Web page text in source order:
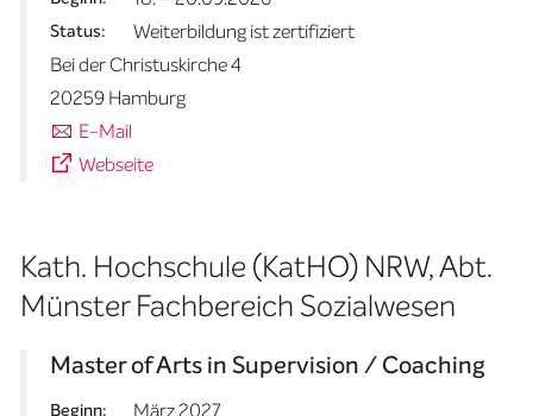
Status:
Weiterbildung ist zertifiziert
Bei der Christuskirche 4
20259 Hamburg
E-Mail
Webseite
Kath. Hochschule (KatHO) NRW, Abt.
Münster Fachbereich Sozialwesen
Master of Arts in Supervision / Coaching
Beginn: März 2027